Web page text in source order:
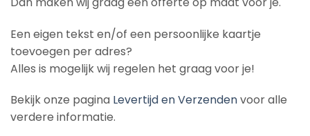
Een eigen tekst en/of een persoonlijke kaartje
toevoegen per adres?
Alles is mogelijk wij regelen het graag voor je!
Bekijk onze pagina Levertijd en Verzendenvoor alle
verdere informatie.